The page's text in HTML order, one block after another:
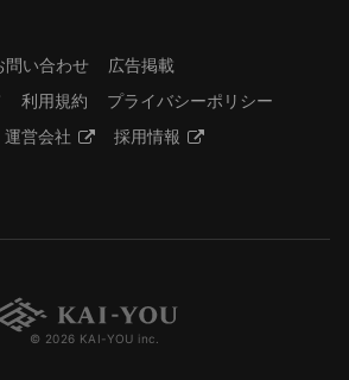
問い合わせ
広告掲載
利用規約
プライバシーポリシー
運営会社 採用情報
© 2026 KAI-YOU inc.